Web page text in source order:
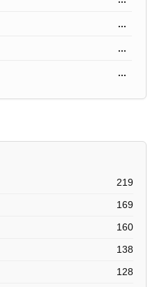
...
...
...
219
169
160
138
128